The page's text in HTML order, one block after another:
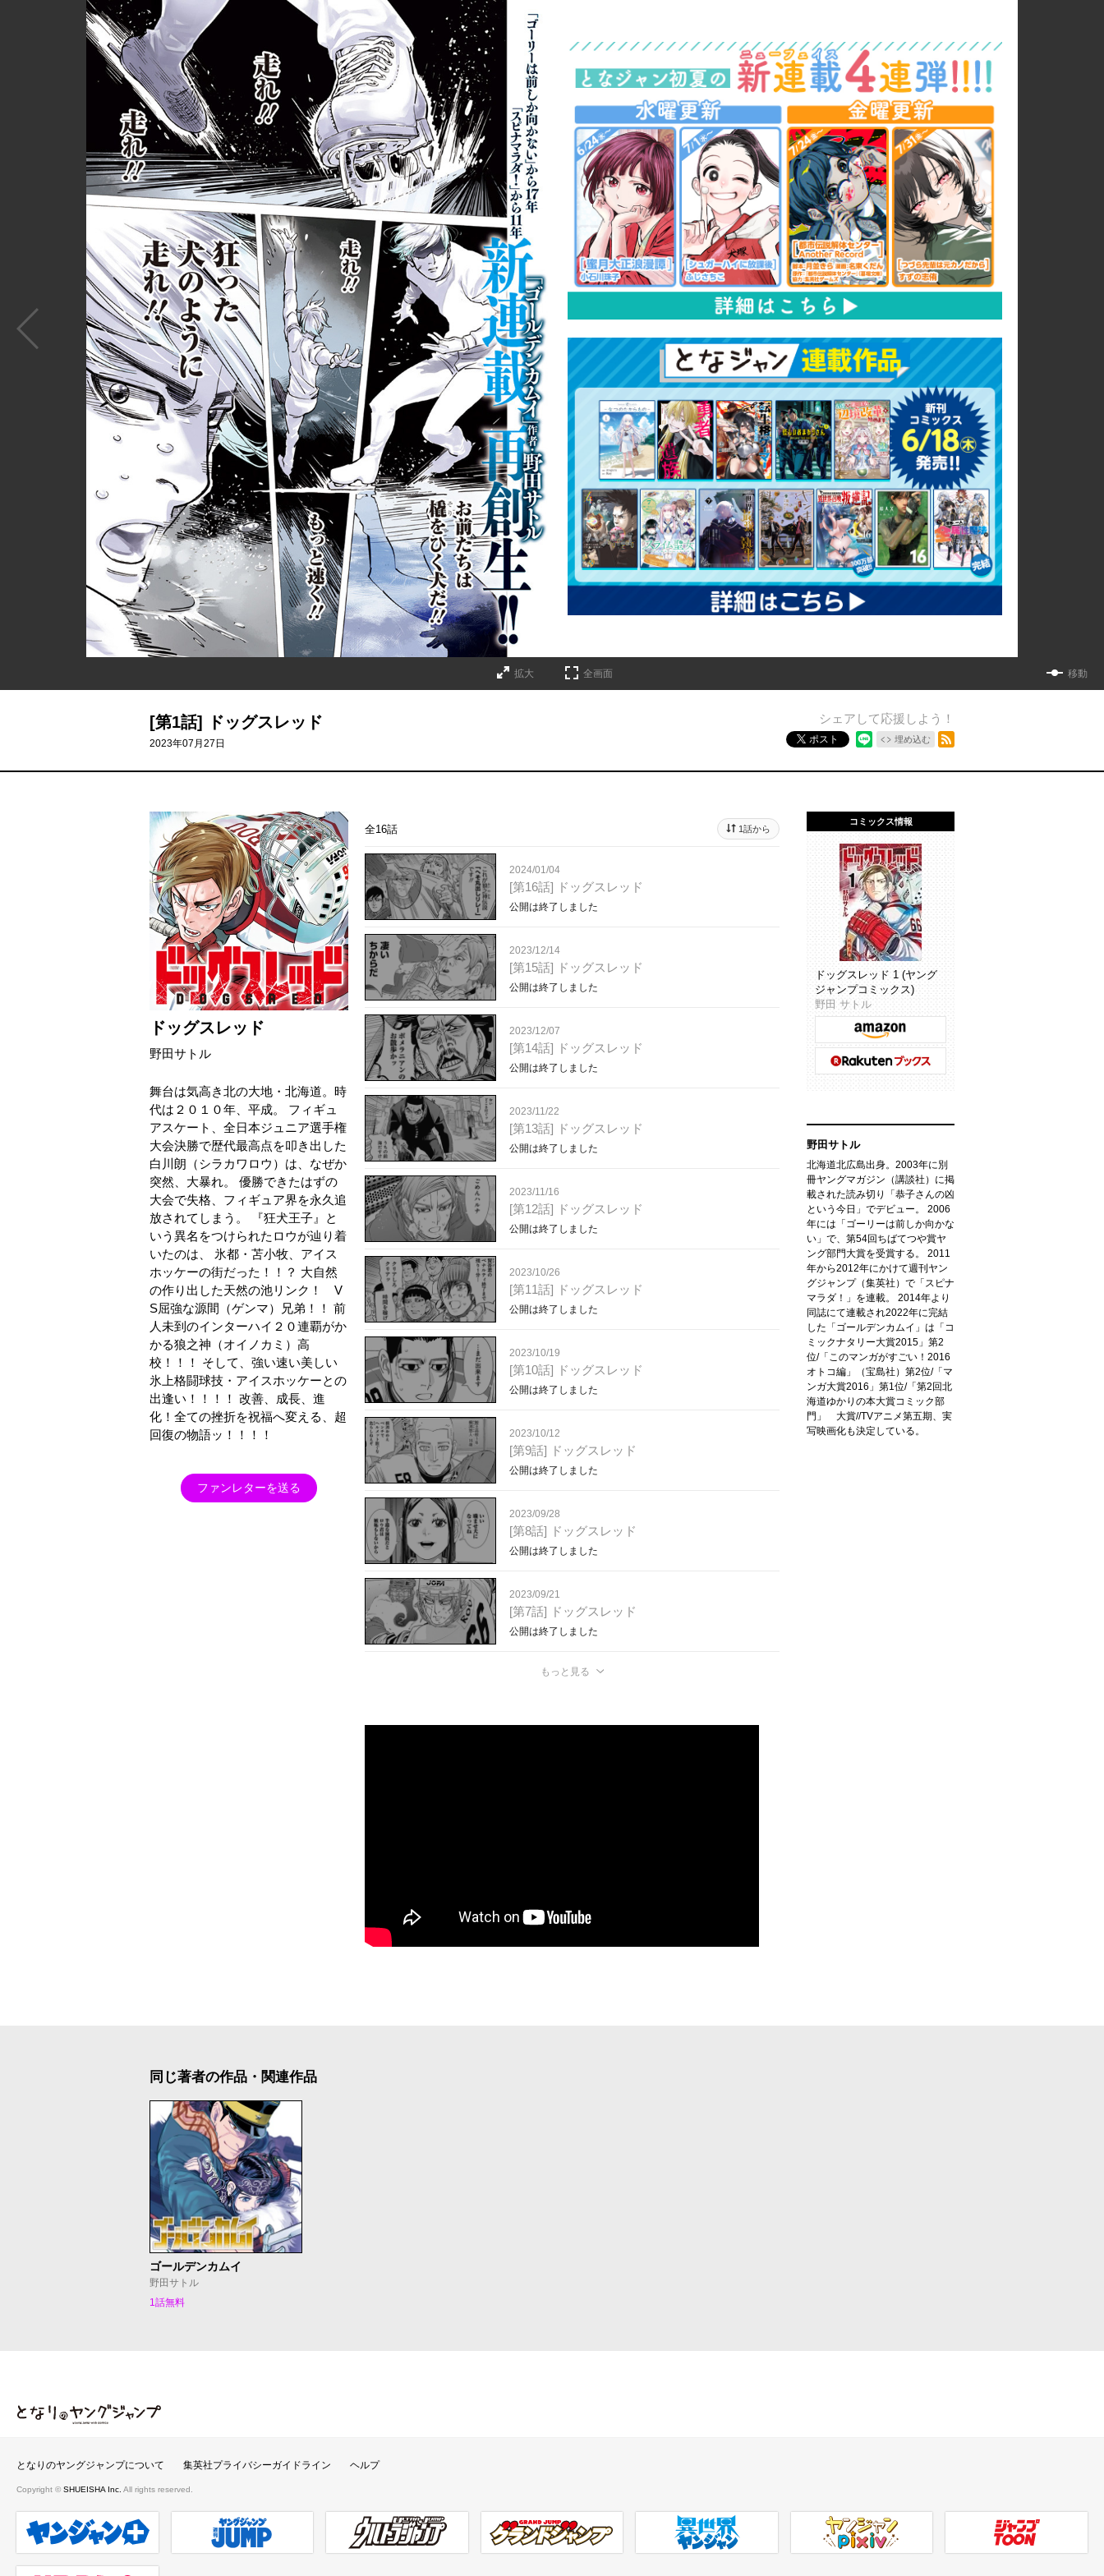
拡大 全画面 移動
[第1話] ドッグスレッド
2023年07月27日
シェアして応援しよう！
ポスト 埋め込む
ドッグスレッド
野田サトル
舞台は気高き北の大地・北海道。時
代は２０１０年、平成。 フィギュ
アスケート、全日本ジュニア選手権
大会決勝で歴代最高点を叩き出した
白川朗（シラカワロウ）は、なぜか
突然、大暴れ。 優勝できたはずの
大会で失格、フィギュア界を永久追
放されてしまう。 『狂犬王子』と
いう異名をつけられたロウが辿り着
いたのは、 氷都・苫小牧、アイス
ホッケーの街だった！！？ 大自然
の作り出した天然の池リンク！ V
S屈強な源間（ゲンマ）兄弟！！ 前
人未到のインターハイ２０連覇がか
かる狼之神（オイノカミ）高
校！！！ そして、強い速い美しい
氷上格闘球技・アイスホッケーとの
出逢い！！！！ 改善、成長、進
化！全ての挫折を祝福へ変える、超
回復の物語ッ！！！！
ファンレターを送る
全16話 1話から
2024/01/04
[第16話] ドッグスレッド
公開は終了しました
2023/12/14
[第15話] ドッグスレッド
公開は終了しました
2023/12/07
[第14話] ドッグスレッド
公開は終了しました
2023/11/22
[第13話] ドッグスレッド
公開は終了しました
2023/11/16
[第12話] ドッグスレッド
公開は終了しました
2023/10/26
[第11話] ドッグスレッド
公開は終了しました
2023/10/19
[第10話] ドッグスレッド
公開は終了しました
2023/10/12
[第9話] ドッグスレッド
公開は終了しました
2023/09/28
[第8話] ドッグスレッド
公開は終了しました
2023/09/21
[第7話] ドッグスレッド
公開は終了しました
もっと見る
コミックス情報
ドッグスレッド 1 (ヤング
ジャンプコミックス)
野田 サトル
野田サトル
北海道北広島出身。2003年に別
冊ヤングマガジン（講談社）に掲
載された読み切り「恭子さんの凶
という今日」でデビュー。 2006
年には「ゴーリーは前しか向かな
い」で、第54回ちばてつや賞ヤ
ング部門大賞を受賞する。 2011
年から2012年にかけて週刊ヤン
グジャンプ（集英社）で「スピナ
マラダ！」を連載。 2014年より
同誌にて連載され2022年に完結
した「ゴールデンカムイ」は「コ
ミックナタリー大賞2015」第2
位/「このマンガがすごい！2016
オトコ編」（宝島社）第2位/「マ
ンガ大賞2016」第1位/「第2回北
海道ゆかりの本大賞コミック部
門」 大賞//TVアニメ第五期、実
写映画化も決定している。
同じ著者の作品・関連作品
ゴールデンカムイ
野田サトル
1話無料
となりのヤングジャンプ
となりのヤングジャンプについて 集英社プライバシーガイドライン ヘルプ
Copyright © SHUEISHA Inc. All rights reserved.
ヤンジャンプラス 週刊ヤングジャンプ公式サイトウルトラジャンプ グランドジャンプ 異世界ヤンジャン ヤンジャンpixiv ジャンプTOON